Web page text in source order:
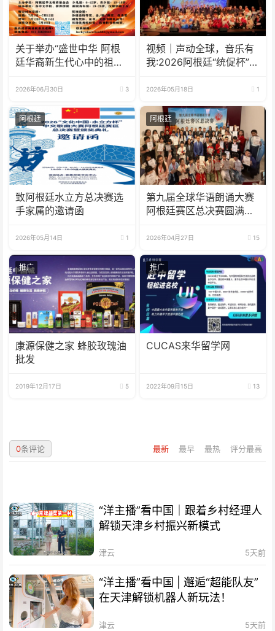
关于举办“盛世中华 阿根
廷华裔新生代心中的祖
2026年06月30日 3
视频｜声动全球，音乐有
我:2026阿根廷“统促杯”水
圆满落幕
2026年05月18日 1
阿根廷
致阿根廷水立方总决赛选
手家属的邀请函
2026年05月14日 1
阿根廷
第九届全球华语朗诵大赛
阿根廷赛区总决赛圆满落
2026年04月27日 15
推广
康源保健之家 蜂胶玫瑰油
批发
2019年12月17日 5
推广
CUCAS来华留学网
2022年09月15日 13
最新 最早 最热 评分最高
0条评论
“洋主播”看中国｜跟着乡村经理人
解锁天津乡村振兴新模式
津云 5天前
“洋主播”看中国 | 邂逅“超能队友”
在天津解锁机器人新玩法！
津云 5天前